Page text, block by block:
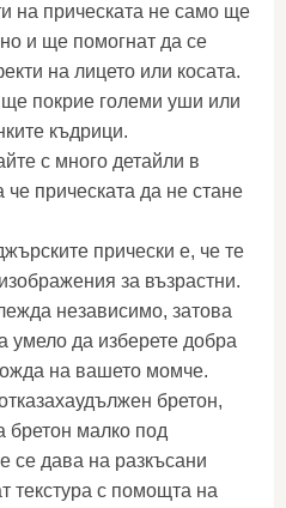
на прическата не само ще
и ще помогнат да се
на лицето или косата.
ще покрие големи уши или
къдрици.
с много детайли в
че прическата да не стане
прически е, че те
за възрастни.
независимо, затова
умело да изберете добра
на вашето момче.
бретон,
бретон малко под
се дава на разкъсани
текстура с помощта на